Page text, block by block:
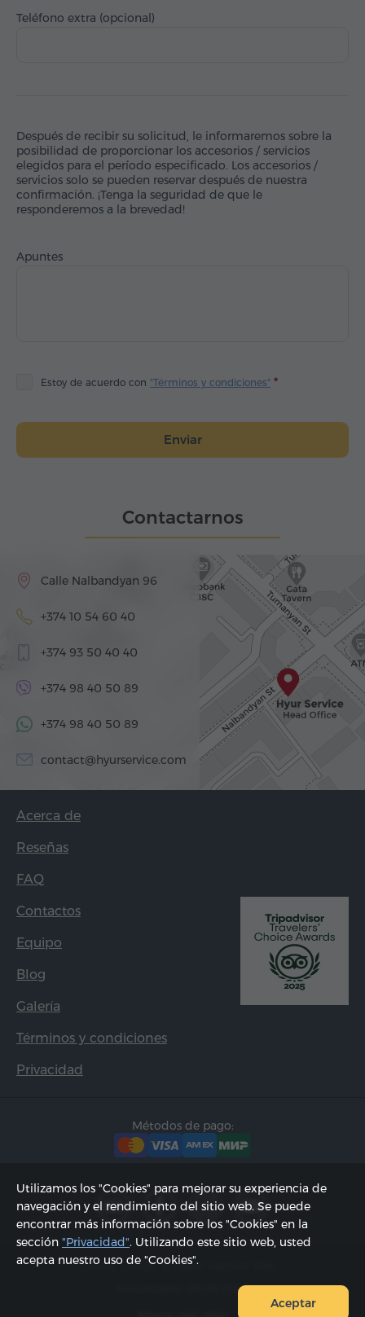
Teléfono extra (opcional)
Después de recibir su solicitud, le informaremos sobre la
posibilidad de proporcionar los accesorios / servicios
elegidos para el período especificado. Los accesorios /
servicios solo se pueden reservar después de nuestra
confirmación. ¡Tenga la seguridad de que le
responderemos a la brevedad!
Apuntes
Estoy de acuerdo con "Términos y condiciones"
Enviar
Contactarnos
Calle Nalbandyan 96
+374 10 54 60 40
+374 93 50 40 40
+374 98 40 50 89
+374 98 40 50 89
contact@hyurservice.com
Acerca de
Reseñas
FAQ
Contactos
Equipo
Blog
Galería
Términos y condiciones
Privacidad
Métodos de pago:
2002 - 2026, © "Hyur Service" SRL;
Actualizado 09.08.2026
Utilizamos los "Cookies" para mejorar su experiencia de
navegación y el rendimiento del sitio web. Se puede
encontrar más información sobre los "Cookies" en la
sección "Privacidad". Utilizando este sitio web, usted
acepta nuestro uso de "Cookies".
Aceptar